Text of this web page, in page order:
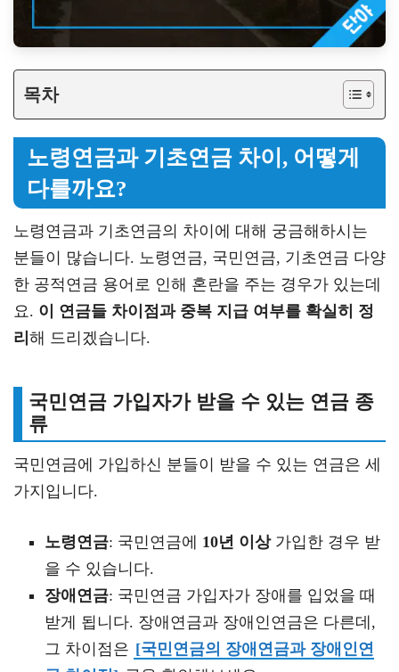
목차
노령연금과 기초연금 차이, 어떻게
다를까요?
노령연금과 기초연금의 차이에 대해 궁금해하시는
분들이 많습니다. 노령연금, 국민연금, 기초연금 다양
한 공적연금 용어로 인해 혼란을 주는 경우가 있는데
요. 이 연금들 차이점과 중복 지급 여부를 확실히 정
리 해 드리겠습니다.
국민연금 가입자가 받을 수 있는 연금 종
류
국민연금에 가입하신 분들이 받을 수 있는 연금은 세
가지입니다.
노령연금: 국민연금에 10년 이상가입한 경우 받
을 수 있습니다.
장애연금: 국민연금 가입자가 장애를 입었을 때
받게 됩니다. 장애연금과 장애인연금은 다른데,
그 차이점은 [국민연금의 장애연금과 장애인연